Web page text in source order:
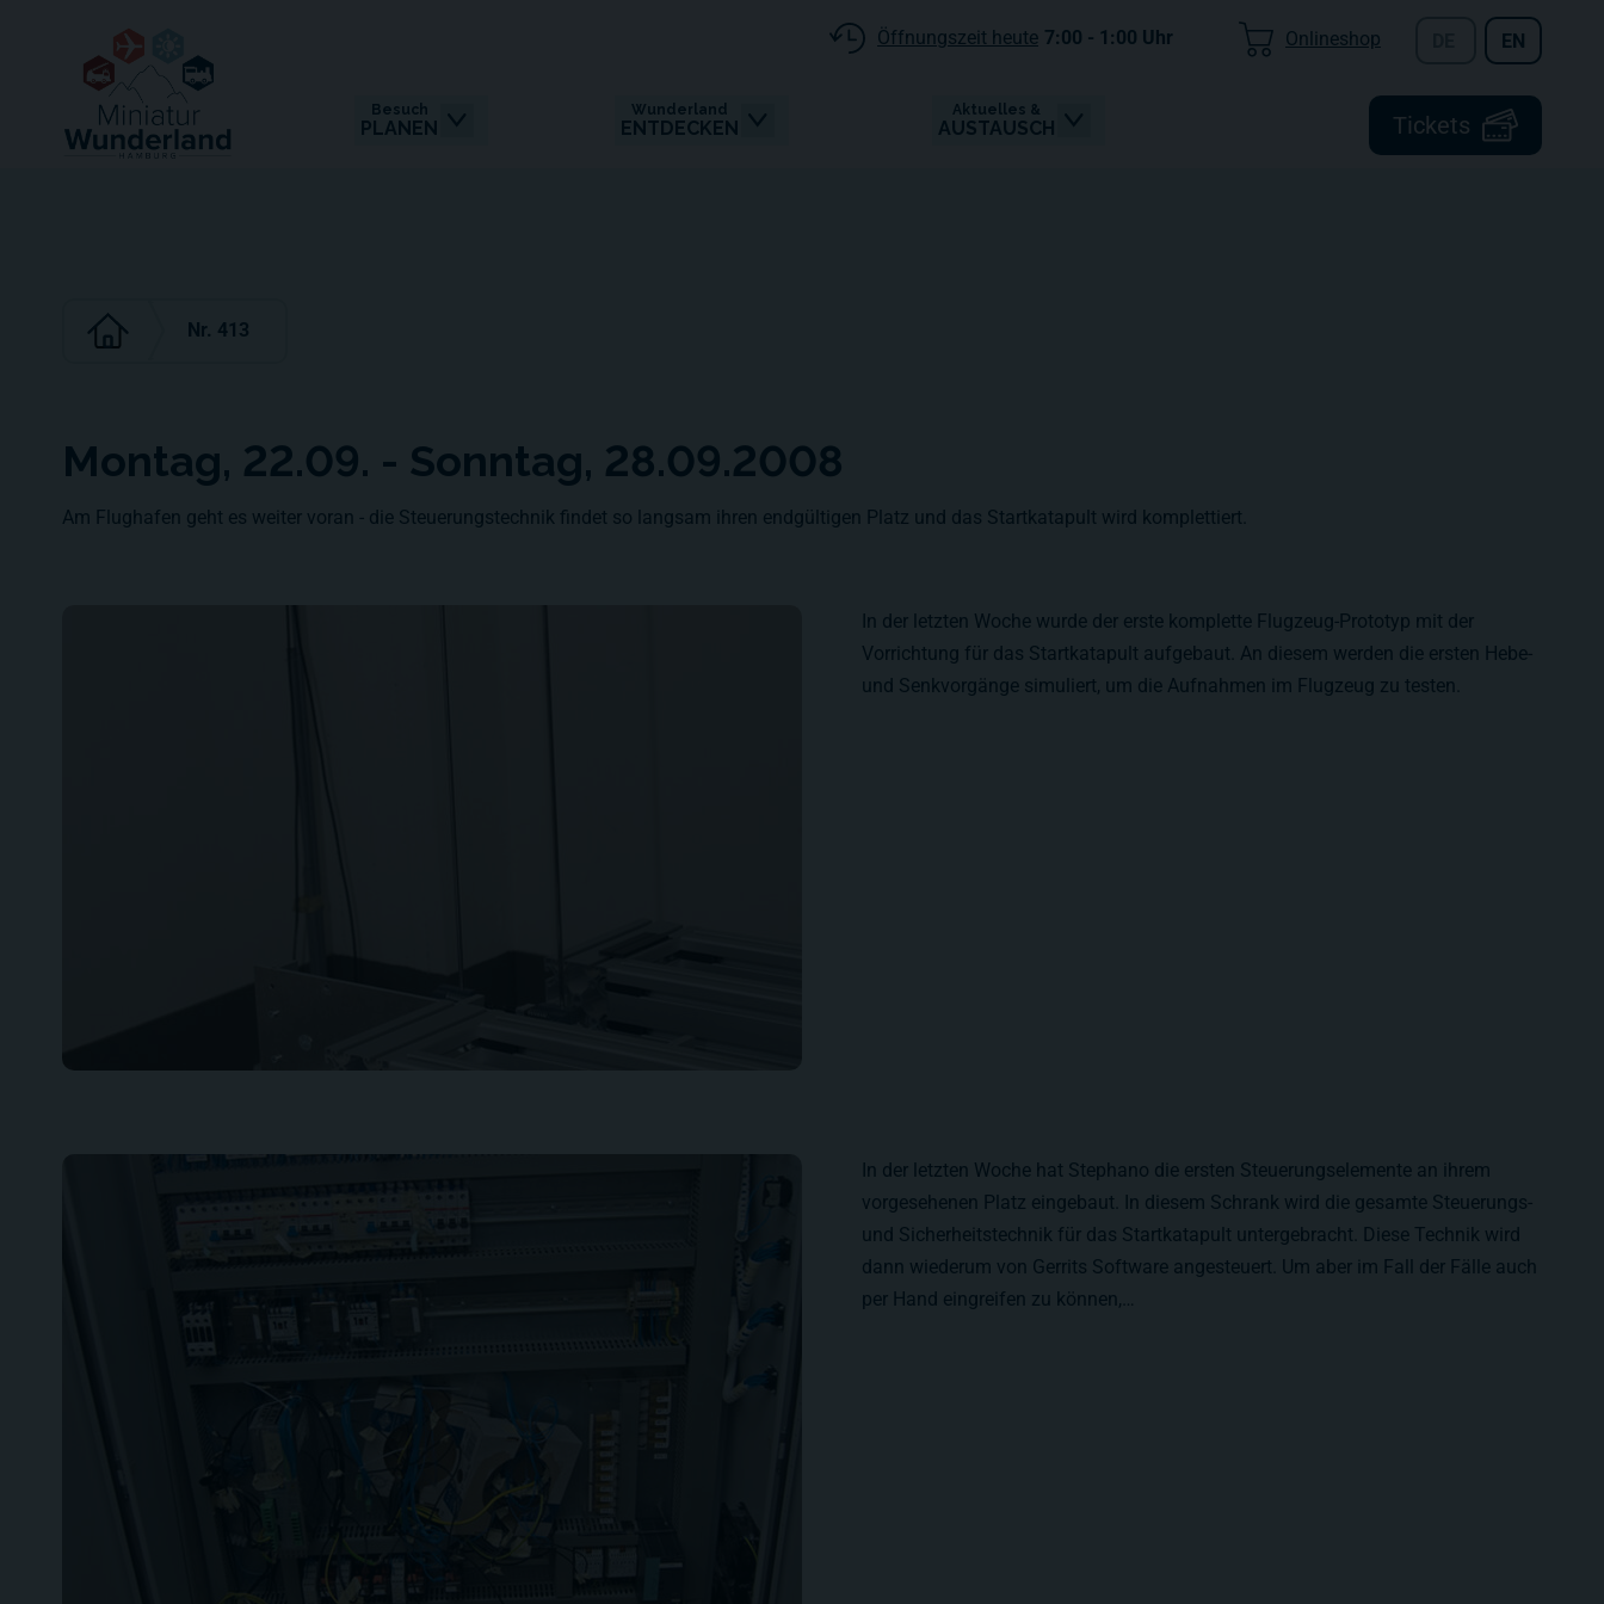
Tickets
Besuch
PLANEN
Wunderland
ENTDECKEN
Aktuelles &
AUSTAUSCH
Öffnungszeit heute 7:00 - 1:00 Uhr Onlineshop EN
Nr. 413
Montag, 22.09. - Sonntag, 28.09.2008
Am Flughafen geht es weiter voran - die Steuerungstechnik findet so langsam ihren endgültigen Platz und das Startkatapult wird komplettiert.
In der letzten Woche wurde der erste komplette Flugzeug-Prototyp mit der
Vorrichtung für das Startkatapult aufgebaut. An diesem werden die ersten Hebe-
und Senkvorgänge simuliert, um die Aufnahmen im Flugzeug zu testen.
In der letzten Woche hat Stephano die ersten Steuerungselemente an ihrem
vorgesehenen Platz eingebaut. In diesem Schrank wird die gesamte Steuerungs-
und Sicherheitstechnik für das Startkatapult untergebracht. Diese Technik wird
dann wiederum von Gerrits Software angesteuert. Um aber im Fall der Fälle auch
per Hand eingreifen zu können,…